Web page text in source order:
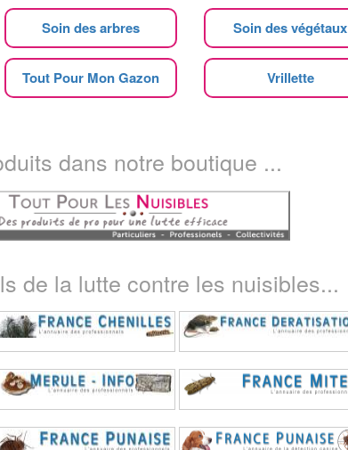
Soin des arbres Soin des végétaux
Tout Pour Mon Gazon Vrillette
dans notre boutique ...
de la lutte contre les nuisibles...